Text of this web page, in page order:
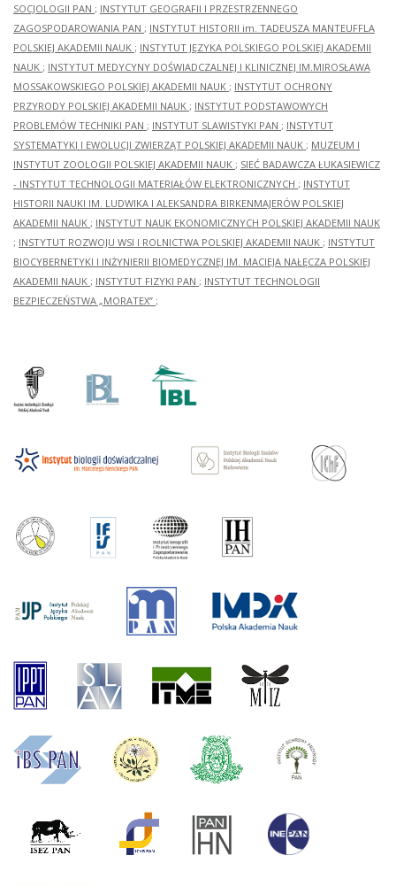
SOCJOLOGII PAN ; INSTYTUT GEOGRAFII I PRZESTRZENNEGO
ZAGOSPODAROWANIA PAN ; INSTYTUT HISTORII im. TADEUSZA MANTEUFFLA
POLSKIEJ AKADEMII NAUK ; INSTYTUT JĘZYKA POLSKIEGO POLSKIEJ AKADEMII
NAUK ; INSTYTUT MEDYCYNY DOŚWIADCZALNEJ I KLINICZNEJ IM.MIROSŁAWA
MOSSAKOWSKIEGO POLSKIEJ AKADEMII NAUK ; INSTYTUT OCHRONY
PRZYRODY POLSKIEJ AKADEMII NAUK ; INSTYTUT PODSTAWOWYCH
PROBLEMÓW TECHNIKI PAN ; INSTYTUT SLAWISTYKI PAN ; INSTYTUT
SYSTEMATYKI I EWOLUCJI ZWIERZĄT POLSKIEJ AKADEMII NAUK ; MUZEUM I
INSTYTUT ZOOLOGII POLSKIEJ AKADEMII NAUK ; SIEĆ BADAWCZA ŁUKASIEWICZ
- INSTYTUT TECHNOLOGII MATERIAŁÓW ELEKTRONICZNYCH ; INSTYTUT
HISTORII NAUKI IM. LUDWIKA I ALEKSANDRA BIRKENMAJERÓW POLSKIEJ
AKADEMII NAUK ; INSTYTUT NAUK EKONOMICZNYCH POLSKIEJ AKADEMII NAUK
; INSTYTUT ROZWOJU WSI I ROLNICTWA POLSKIEJ AKADEMII NAUK ; INSTYTUT
BIOCYBERNETYKI I INŻYNIERII BIOMEDYCZNEJ IM. MACIEJA NAŁĘCZA POLSKIEJ
AKADEMII NAUK ; INSTYTUT FIZYKI PAN ; INSTYTUT TECHNOLOGII
BEZPIECZEŃSTWA „MORATEX” ;